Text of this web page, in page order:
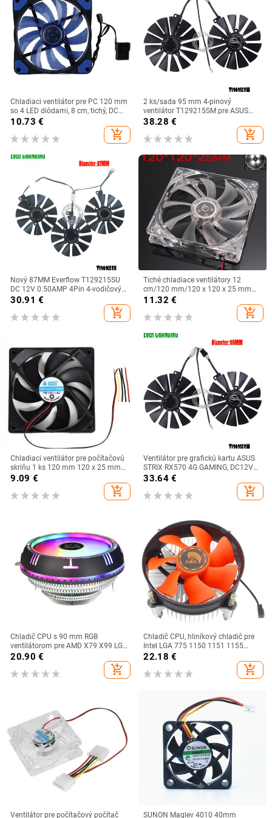
Chladiaci ventilátor pre PC 120 mm
so 4 LED diódami, 8 cm, tichý, DC
12V, 15 LED diód, svietiaci, Molex
4D, axiálny ventilátor, jednoduchá
inštalácia.
10.73 €
add_shopping_cart
2 ks/sada 95 mm 4-pinový
ventilátor T129215SM pre ASUS
ROG-POSEIDON-GTX 1080 Ti-P11G-
GAMING, ventilátor pre grafickú
kartu GTX1080Ti
38.28 €
add_shopping_cart
Nový 87MM Everflow T129215SU
DC 12V 0.50AMP 4Pin 4-vodičový
chladiaci ventilátor pre grafickú
kartu ASUS GTX980Ti R9 390X 390
GTX1070
30.91 €
add_shopping_cart
Tiché chladiace ventilátory 12
cm/120 mm/120 x 120 x 25 mm
12 V počítač/PC/CPU tichý
personalizované, DIY, počítačové
11.32 €
add_shopping_cart
Chladiaci ventilátor pre počítačovú
skriňu 1 ks 120 mm 120 x 25 mm
12 V 4 Pin DC bezkartáčový
príslušenstvo pre počítač A28
9.09 €
add_shopping_cart
Ventilátor pre grafickú kartu ASUS
STRIX RX570 4G GAMING, DC12V
0,25AMP, T129215SM
33.64€
add_shopping_cart
Chladič CPU s 90 mm RGB
ventilátorom pre AMD X79 X99 LGA
2011 s hydraulickými ložiskami,
hliníkovými rebrami, nízkoprofilový
chladič CPU
20.90 €
add_shopping_cart
Chladič CPU, hliníkový chladič pre
Intel LGA 775 1150 1151 1155
1156
22.18 €
add_shopping_cart
Ventilátor pre počítačový počítač
SUNON Maglev 4010 40mm